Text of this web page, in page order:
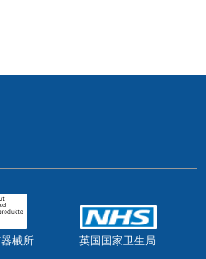
英国国家卫生局
械所